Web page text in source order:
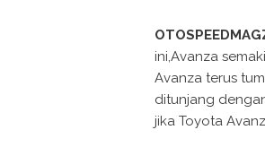
ini,Avanza
Avanza terus
ditunjang
jika Toyota